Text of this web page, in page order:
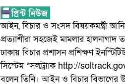
আইন, বিচার ও সংসদ বিষয়কমন্ত্রী
প্রত্যাশীরা সহজেই মামলার হালনাগাদ
ঢাকায় বিচার প্রশাসন প্রশিক্ষণ
সিস্টেম “সলট্র্যাক http://
বলেন তিনি। আইন ও বিচার বিভাগের